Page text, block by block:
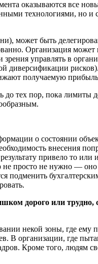
оказываются все
технологиями, но
может быть
Организация
управлять в
диверсификации
получаемую
до тех пор, пока
о состоянии
внесения
привело то или
не просто не нужно —
подменить
дорого или трудно,
некой зоны, где ему
организации, где
Кроме того, людям